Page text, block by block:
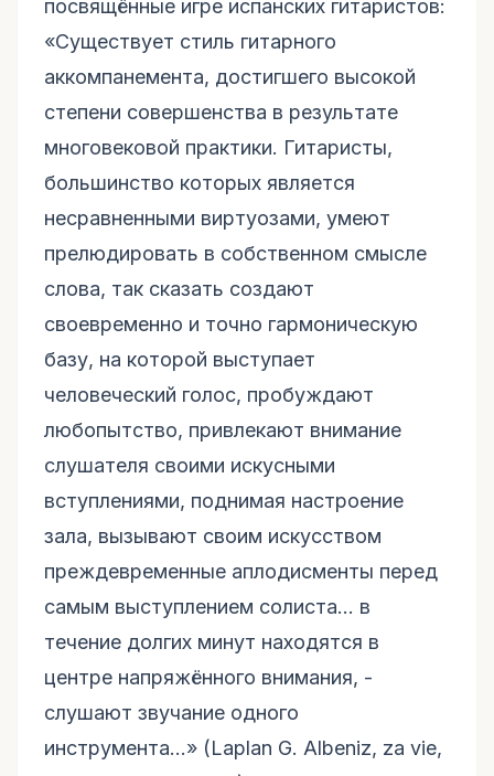
посвящённые игре испанских гитаристов:
«Существует стиль гитарного
аккомпанемента, достигшего высокой
степени совершенства в результате
многовековой практики. Гитаристы,
большинство которых является
несравненными виртуозами, умеют
прелюдировать в собственном смысле
слова, так сказать создают
своевременно и точно гармоническую
базу, на которой выступает
человеческий голос, пробуждают
любопытство, привлекают внимание
слушателя своими искусными
вступлениями, поднимая настроение
зала, вызывают своим искусством
преждевременные аплодисменты перед
самым выступлением солиста… в
течение долгих минут находятся в
центре напряжённого внимания, -
слушают звучание одного
инструмента…» (Laplan G. Albeniz, za vie,